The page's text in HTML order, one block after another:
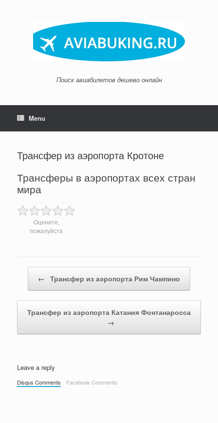
Поиск авиабилетов дешево онлайн
Menu
Трансфер из аэропорта Кротоне
Трансферы в аэропортах всех стран
мира
Оцените,
пожалуйста
Post navigation
← Трансфер из аэропорта Рим Чампино
Трансфер из аэропорта Катания Фонтанаросса
→
Leave a reply
Disqus Comments Facebook Comments